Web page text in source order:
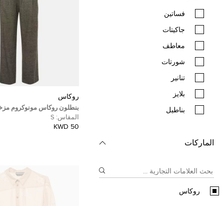
فساتين
جاكيتات
معاطف
شورتات
تنانير
بلايز
بناطيل
الماركات
روكاس
روكاس
بنطلون روكاس مونوكروم
قياس صغير.
المقاس: S
50 KWD